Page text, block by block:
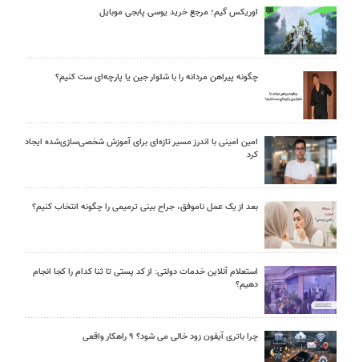
اوریکس گیم؛ مرجع خرید یوسی پابجی موبایل
چگونه پیراهن مردانه را با شلوار جین یا پارچه‌ای ست کنیم؟
امین امینی با اندرز مسیر تازه‌ای برای آموزش شخصی‌سازی‌شده ایجاد
کرد
بعد از یک عمل ناموفق، جراح بینی ترمیمی را چگونه انتخاب کنیم؟
استعلام آنلاین خدمات دولتی: از کد پستی تا ثنا کدام را کجا انجام
دهیم؟
چرا باتری آیفون زود خالی می شود؟ ۹ راهکار واقعی